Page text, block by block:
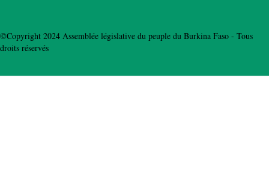
©Copyright 2024 Assemblée législative du peuple du Burkina Faso - Tous
droits réservés